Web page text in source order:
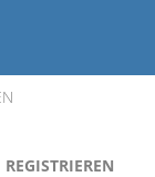
REGISTRIEREN